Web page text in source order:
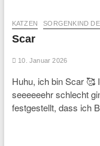
KATZEN SORGENKIND
Scar
10. Januar 2026
Huhu, ich bin Scar 🥰
seeeeeehr schlecht
festgestellt, dass ich